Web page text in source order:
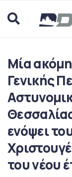
Μία
Γενικής
ενόψει
του νέου